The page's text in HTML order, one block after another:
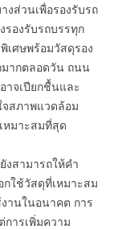
งส่วนเพื่อรองรับรถ
องรับรถบรรทุก
ศษพร้อมวัสดุรอง
ากตลอดวัน ถนน
าจเปียกชื้นและ
สภาพแวดล้อม
หมาะสมที่สุด
สามารถให้คำ
ใช้วัสดุที่เหมาะสม
านในอนาคต การ
ารเพิ่มความ